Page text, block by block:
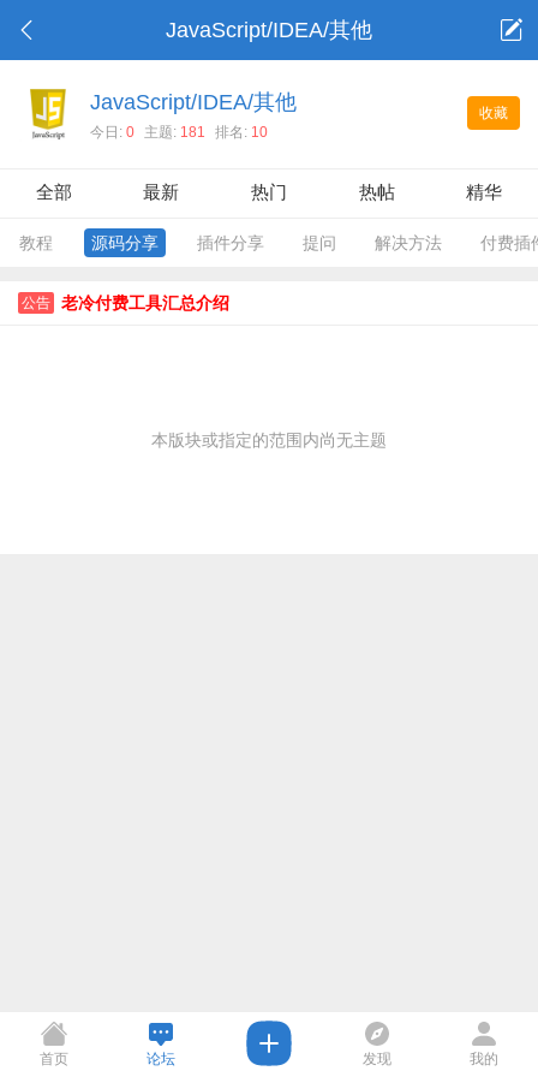
JavaScript/IDEA/其他
收藏
JavaScript/IDEA/其他
今日: 0 主题: 181 排名: 10
全部 最新 热门 热帖 精华
教程 源码分享 插件分享 提问 解决方法 付费插
公告 老冷付费工具汇总介绍
本版块或指定的范围内尚无主题
首页 论坛 发现 我的